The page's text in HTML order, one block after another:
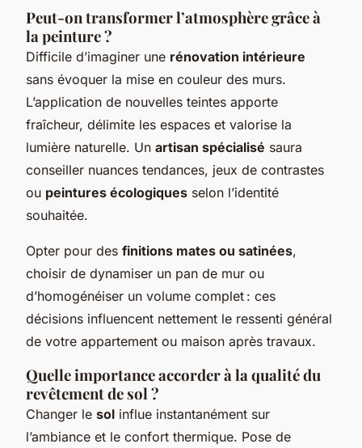
Peut-on transformer l’atmosphère grâce à
la peinture ?
Difficile d’imaginer une rénovation intérieure
sans évoquer la mise en couleur des murs.
L’application de nouvelles teintes apporte
fraîcheur, délimite les espaces et valorise la
lumière naturelle. Un artisan spécialisé saura
conseiller nuances tendances, jeux de contrastes
ou peintures écologiques selon l’identité
souhaitée.
Opter pour des finitions mates ou satinées,
choisir de dynamiser un pan de mur ou
d’homogénéiser un volume complet : ces
décisions influencent nettement le ressenti général
de votre appartement ou maison après travaux.
Quelle importance accorder à la qualité du
revêtement de sol ?
Changer le sol influe instantanément sur
l’ambiance et le confort thermique. Pose de